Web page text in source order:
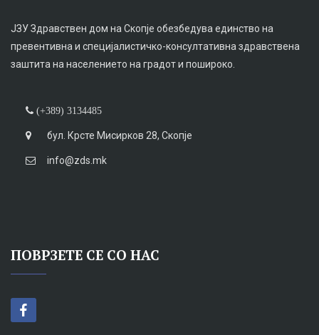
ЈЗУ Здравствен дом на Скопје обезбедува единство на
превентивна и специјалистичко-консултативна здравствена
заштита на населението на градот и пошироко.
(+389) 3134485
бул. Крсте Мисирков 28, Скопје
info@zds.mk
ПОВРЗЕТЕ СЕ СО НАС